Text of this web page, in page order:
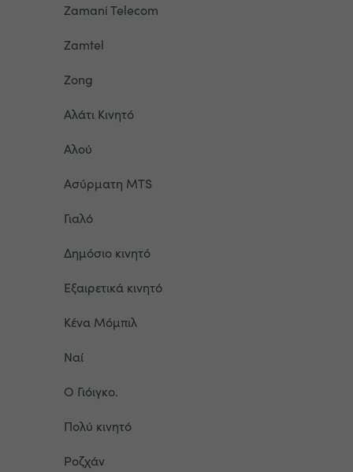
Zamani Telecom
Zamtel
Zong
Αλάτι Κινητό
Αλού
Ασύρματη MTS
Γιαλό
Δημόσιο κινητό
Εξαιρετικά κινητό
Κένα Μόμπιλ
Ναί
Ο Γιόιγκο.
Πολύ κινητό
Ροζχάν